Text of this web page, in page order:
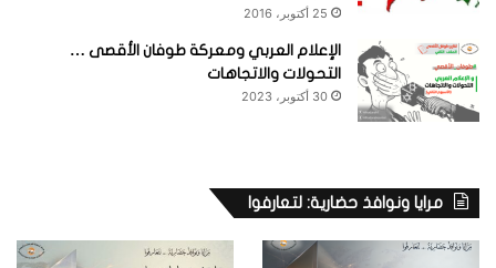
25 أكتوبر، 2016
الإعلام العربي ومعركة طوفان الأقصى …
التحولات والاتجاهات
30 أكتوبر، 2023
مرايا ونوافذ حضارية: لتعارفوا